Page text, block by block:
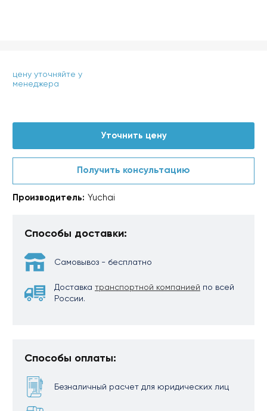
цену уточняйте у
менеджера
Уточнить цену
Получить консультацию
Производитель: Yuchai
Способы доставки:
Самовывоз - бесплатно
Доставка транспортной компанией по всей
России.
Способы оплаты:
Безналичный расчет для юридических лиц